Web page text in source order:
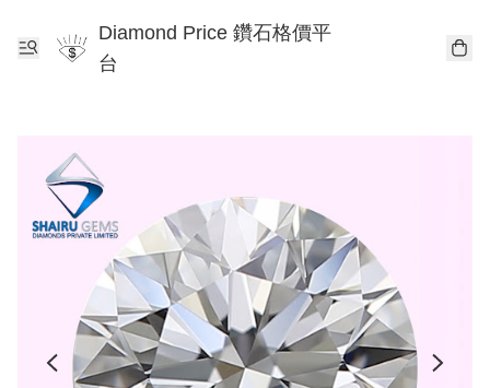
Diamond Price 鑽石格價平
台